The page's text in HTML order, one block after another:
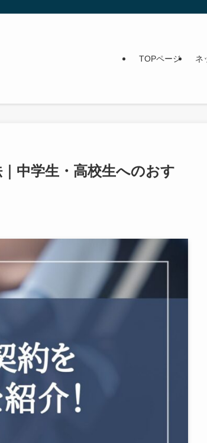
TOPページ ネ
中学生・高校生へのおす